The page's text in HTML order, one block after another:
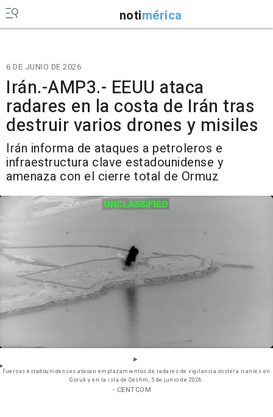
notimérica
6 DE JUNIO DE 2026
Irán.-AMP3.- EEUU ataca
radares en la costa de Irán tras
destruir varios drones y misiles
Irán informa de ataques a petroleros e
infraestructura clave estadounidense y
amenaza con el cierre total de Ormuz
Fuerzas estadounidenses atacan emplazamientos de radares de vigilancia costera iraníes en
Goruk y en la isla de Qeshm, 5 de junio de 2026.
- CENTCOM